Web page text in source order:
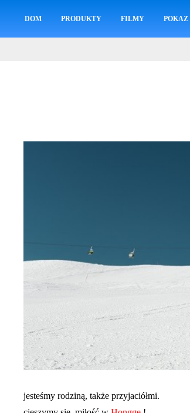
DOM PRODUKTY FILMY POKAZ
jesteśmy rodziną, także przyjaciółmi.